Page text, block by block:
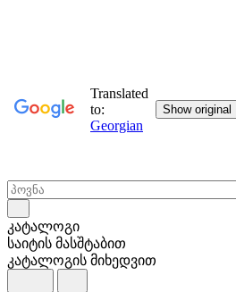
კატალოგი
საიტის მასშტაბით
კატალოგის მიხედვით